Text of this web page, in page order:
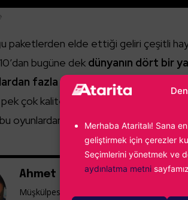
Merhaba Ataritalı! Sana
geliştirmek için çerezler
Seçimlerini yönetmek ve
aydınlatma metni
paketlerden elde ettiği geliri çeşitli
bugüne dek dünyanın dört bir
fazla yardım topladı.
pek çok kaliteli yapımın da
oyunlardan bazıları.
Ahmet Kaan Mandalı
Müşkülpesent yazar kişisi.